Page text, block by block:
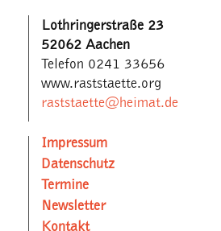
Lothringerstraße 23
52062 Aachen
Telefon 0241 33656
www.raststaette.org
raststaette@heimat.de
Impressum
Datenschutz
Termine
Newsletter
Kontakt